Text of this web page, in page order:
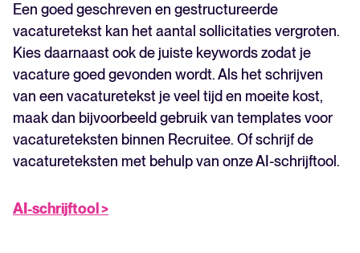
Een goed geschreven en gestructureerde
vacaturetekst kan het aantal sollicitaties vergroten.
Kies daarnaast ook de juiste keywords zodat je
vacature goed gevonden wordt. Als het schrijven
van een vacaturetekst je veel tijd en moeite kost,
maak dan bijvoorbeeld gebruik van templates voor
vacatureteksten binnen Recruitee. Of schrijf de
vacatureteksten met behulp van onze AI-schrijftool.
AI-schrijftool >